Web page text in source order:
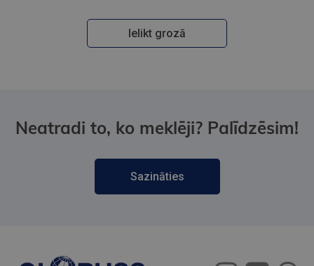
Ielikt grozā
Neatradi to, ko meklēji? Palīdzēsim!
Sazināties